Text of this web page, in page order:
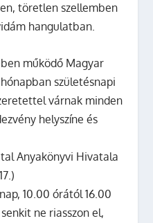
töretlen szellemben
hangulatban.
működő Magyar
születésnapi
várnak minden
helyszíne és
Anyakönyvi Hivatala
10.00 órától 16.00
ne riasszon el,